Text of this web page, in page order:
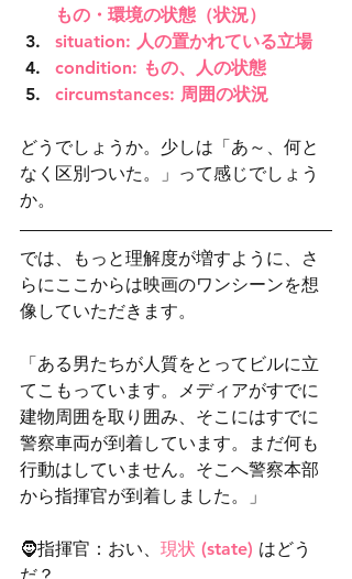
もの・環境の状態（状況）
situation: 人の置かれている立場
condition: もの、人の状態
circumstances: 周囲の状況
どうでしょうか。少しは「あ～、何と
なく区別ついた。」って感じでしょう
か。
では、もっと理解度が増すように、さ
らにここからは映画のワンシーンを想
像していただきます。
「ある男たちが人質をとってビルに立
てこもっています。メディアがすでに
建物周囲を取り囲み、そこにはすでに
警察車両が到着しています。まだ何も
行動はしていません。そこへ警察本部
から指揮官が到着しました。」
🧔指揮官：おい、 現状 (state) はどう